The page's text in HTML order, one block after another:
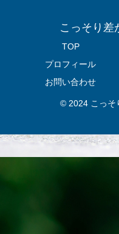
こっそり差
TOP
プロフィール
お問い合わせ
© 2024 こっそ